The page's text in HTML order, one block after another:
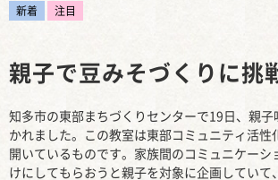
新着 注目
親子で豆みそづくりに挑
知多市の東部まちづくりセンターで19日、親子
かれました。この教室は東部コミュニティ活性
開いているものです。家族間のコミュニケーシ
けにしてもらおうと親子を対象に企画していて